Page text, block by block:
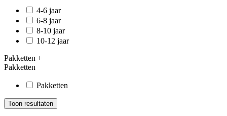
4-6 jaar
6-8 jaar
8-10 jaar
10-12 jaar
Pakketten +
Pakketten
Pakketten
Toon resultaten